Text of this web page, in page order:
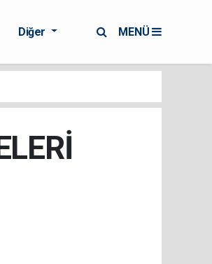
Diğer MENÜ